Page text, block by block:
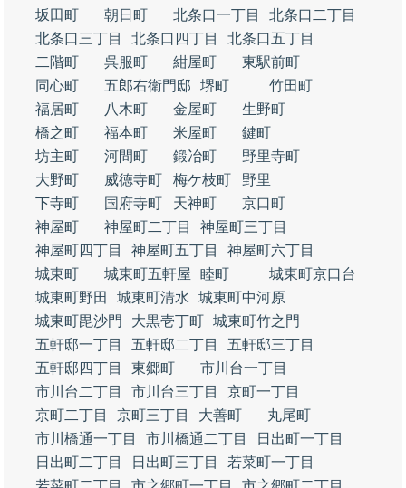
坂田町
朝日町 北条口一丁目
北条口二丁目
北条口三丁目
北条口四丁目
北条口五丁目
二階町
呉服町 紺屋町
東駅前町
同心町
五郎右衛門邸 堺町
竹田町
福居町
八木町 金屋町
生野町
橋之町
福本町 米屋町
鍵町
坊主町
河間町 鍛冶町
野里寺町
大野町
威徳寺町 梅ケ枝町
野里
下寺町
国府寺町 天神町
京口町
神屋町
神屋町二丁目
神屋町三丁目
神屋町四丁目
神屋町五丁目
神屋町六丁目
城東町
城東町五軒屋 睦町
城東町京口台
城東町野田
城東町清水
城東町中河原
城東町毘沙門
大黒壱丁町 城東町竹之門
五軒邸一丁目
五軒邸二丁目
五軒邸三丁目
五軒邸四丁目
東郷町
市川台一丁目
市川台二丁目
市川台三丁目
京町一丁目
京町二丁目
京町三丁目 大善町
丸尾町
市川橋通一丁目
市川橋通二丁目
日出町一丁目
日出町二丁目
日出町三丁目
若菜町一丁目